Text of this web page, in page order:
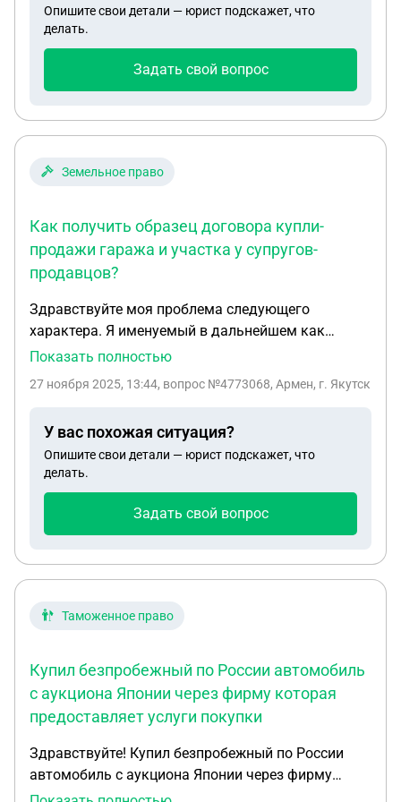
земельного участка?
Опишите свои детали — юрист подскажет, что
делать.
Задать свой вопрос
Земельное право
Как получить образец договора купли-
продажи гаража и участка у супругов-
продавцов?
Здравствуйте моя проблема следующего
характера. Я именуемый в дальнейшем как
"покупатель" хочу приобрести гараж и земельный
в дальнейшем как "продавец" (оба супруга
недвижимости). Столкнулись с проблемой по
составлению договора купли продажи, МФЦ три
раза отказались принимать договор купли
предложили свою платную услугу по составлению
купли продажи на гараж и земельный участок под
в роли продавца супружеская пара которые оба
Показать полностью
27 ноября 2025, 13:44, вопрос №4773068, Армен, г. Якутск
У вас похожая ситуация?
Опишите свои детали — юрист подскажет, что
делать.
Задать свой вопрос
Таможенное право
Купил безпробежный по России автомобиль
с аукциона Японии через фирму которая
предоставляет услуги покупки
Здравствуйте! Купил безпробежный по России
автомобиль с аукциона Японии через фирму
которая предоставляет услуги покупки авто с